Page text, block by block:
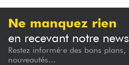
Violons & Quatuor
Eveil Musical
Ne manquez rien
en recevant notre
Restez informé·e des bons
nouveautés...